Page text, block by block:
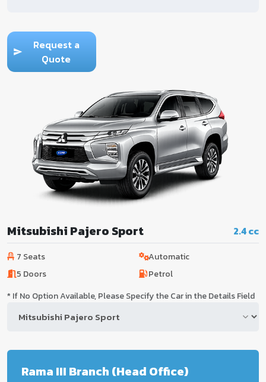
Request a
Quote
Mitsubishi Pajero Sport 2.4 cc
7 Seats
Automatic
5 Doors
Petrol
* If No Option Available, Please Specify the Car in the Details Field
Rama III Branch (Head Office)